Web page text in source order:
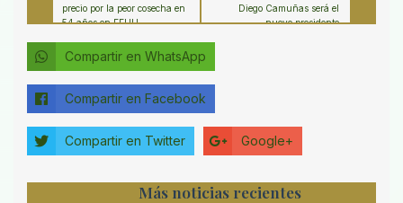
precio por la peor cosecha en
54 años en EEUU
Diego Camuñas será el
nuevo presidente
Compartir en WhatsApp
Compartir en Facebook
Compartir en Twitter Google+
Más noticias recientes